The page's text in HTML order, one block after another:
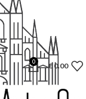
0 € 0.00